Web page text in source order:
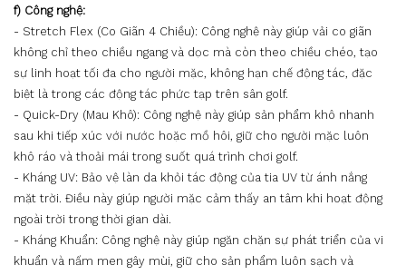
f) Công nghệ:
- Stretch Flex (Co Giãn 4 Chiều): Công nghệ này giúp vải co giãn
không chỉ theo chiều ngang và dọc mà còn theo chiều chéo, tạo
sự linh hoạt tối đa cho người mặc, không hạn chế động tác, đặc
biệt là trong các động tác phức tạp trên sân golf.
- Quick-Dry (Mau Khô): Công nghệ này giúp sản phẩm khô nhanh
sau khi tiếp xúc với nước hoặc mồ hôi, giữ cho người mặc luôn
khô ráo và thoải mái trong suốt quá trình chơi golf.
- Kháng UV: Bảo vệ làn da khỏi tác động của tia UV từ ánh nắng
mặt trời. Điều này giúp người mặc cảm thấy an tâm khi hoạt động
ngoài trời trong thời gian dài.
- Kháng Khuẩn: Công nghệ này giúp ngăn chặn sự phát triển của vi
khuẩn và nấm men gây mùi, giữ cho sản phẩm luôn sạch và